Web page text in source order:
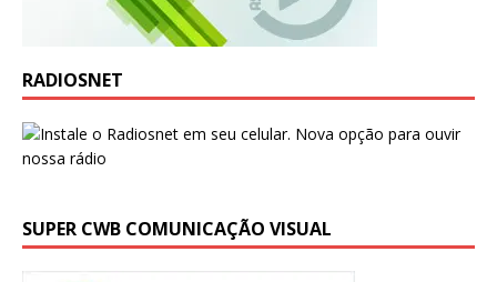
RADIOSNET
SUPER CWB COMUNICAÇÃO VISUAL